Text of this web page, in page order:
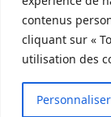
contenus
cliquant sur «
utilisation des
Personnaliser